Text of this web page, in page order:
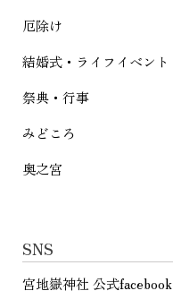
厄除け
結婚式・ライフイベント
祭典・行事
みどころ
奥之宮
SNS
宮地嶽神社 公式facebook